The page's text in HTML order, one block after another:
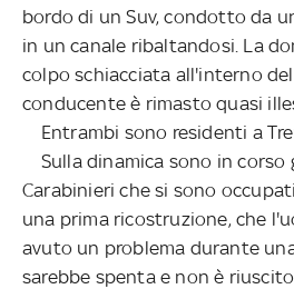
bordo di un Suv, condotto da
in un canale ribaltandosi. La
colpo schiacciata all'interno
conducente è rimasto quasi
Entrambi sono residenti a
Sulla dinamica sono in corso
Carabinieri che si sono
una prima ricostruzione, che
avuto un problema durante
sarebbe spenta e non è